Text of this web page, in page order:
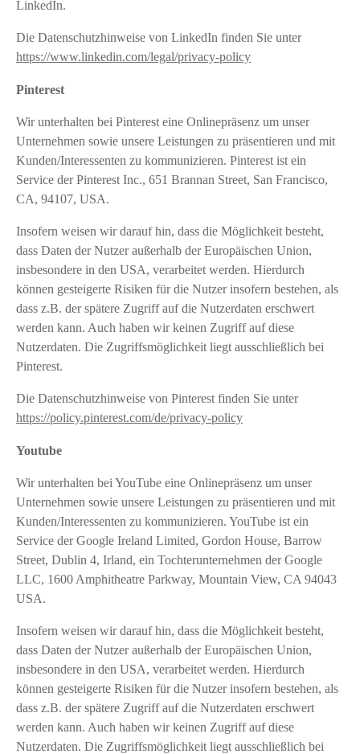
LinkedIn.
Die Datenschutzhinweise von LinkedIn finden Sie unter
https://www.linkedin.com/legal/privacy-policy
Pinterest
Wir unterhalten bei Pinterest eine Onlinepräsenz um unser
Unternehmen sowie unsere Leistungen zu präsentieren und mit
Kunden/Interessenten zu kommunizieren. Pinterest ist ein
Service der Pinterest Inc., 651 Brannan Street, San Francisco,
CA, 94107, USA.
Insofern weisen wir darauf hin, dass die Möglichkeit besteht,
dass Daten der Nutzer außerhalb der Europäischen Union,
insbesondere in den USA, verarbeitet werden. Hierdurch
können gesteigerte Risiken für die Nutzer insofern bestehen, als
dass z.B. der spätere Zugriff auf die Nutzerdaten erschwert
werden kann. Auch haben wir keinen Zugriff auf diese
Nutzerdaten. Die Zugriffsmöglichkeit liegt ausschließlich bei
Pinterest.
Die Datenschutzhinweise von Pinterest finden Sie unter
https://policy.pinterest.com/de/privacy-policy
Youtube
Wir unterhalten bei YouTube eine Onlinepräsenz um unser
Unternehmen sowie unsere Leistungen zu präsentieren und mit
Kunden/Interessenten zu kommunizieren. YouTube ist ein
Service der Google Ireland Limited, Gordon House, Barrow
Street, Dublin 4, Irland, ein Tochterunternehmen der Google
LLC, 1600 Amphitheatre Parkway, Mountain View, CA 94043
USA.
Insofern weisen wir darauf hin, dass die Möglichkeit besteht,
dass Daten der Nutzer außerhalb der Europäischen Union,
insbesondere in den USA, verarbeitet werden. Hierdurch
können gesteigerte Risiken für die Nutzer insofern bestehen, als
dass z.B. der spätere Zugriff auf die Nutzerdaten erschwert
werden kann. Auch haben wir keinen Zugriff auf diese
Nutzerdaten. Die Zugriffsmöglichkeit liegt ausschließlich bei